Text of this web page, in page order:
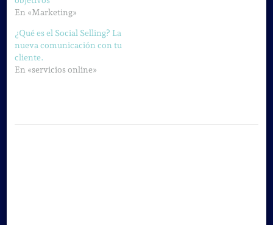
En «Marketing»
¿Qué es el Social Selling? La
nueva comunicación con tu
cliente.
En «servicios online»